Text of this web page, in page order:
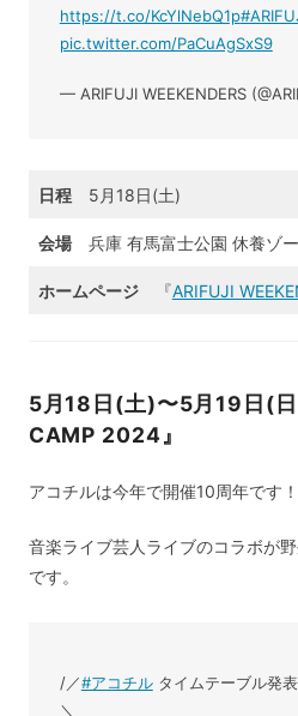
https://t.co/KcYlNebQ1p
pic.twitter.com/PaCuAgSxS9
— ARIFUJI WEEKENDERS
日程5月18日(土)
会場兵庫 有馬富士公園 休養ゾ
ホームページ『ARIFUJI
5月18日(土)〜5月19日(
CAMP 2024』
アコチルは今年で開催10周年です
音楽ライブ芸人ライブのコラボが
です。
/／#アコチルタイムテーブル発
＼